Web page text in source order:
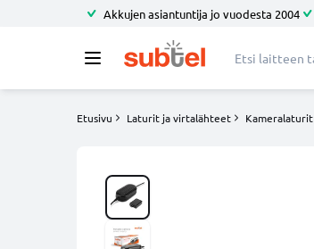
Akkujen asiantuntija jo vuodesta 2004
Etusivu Laturit ja virtalähteet Kameralaturit